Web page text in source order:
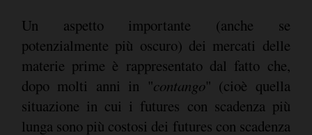
Un aspetto importante (anche se
potenzialmente più oscuro) dei mercati delle
materie prime è rappresentato dal fatto che,
dopo molti anni in "contango" (cioè quella
situazione in cui i futures con scadenza più
lunga sono più costosi dei futures con scadenza